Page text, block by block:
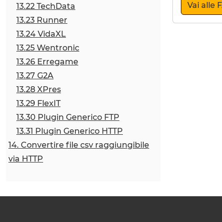
13.22 TechData
13.23 Runner
13.24 VidaXL
13.25 Wentronic
13.26 Erregame
13.27 G2A
13.28 XPres
13.29 FlexIT
13.30 Plugin Generico FTP
13.31 Plugin Generico HTTP
14. Convertire file csv raggiungibile
via HTTP
Vai alle